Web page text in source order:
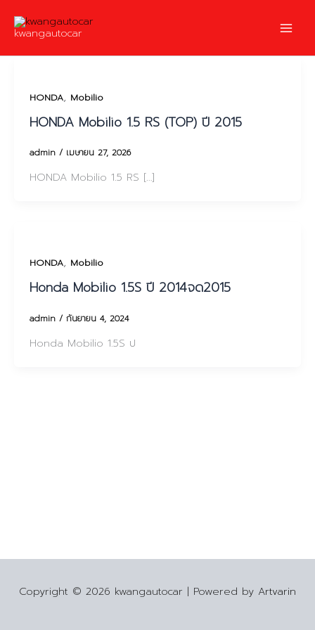
content
kwangautocar
HONDA, Mobilio
HONDA Mobilio 1.5 RS (TOP) ปี 2015
admin / เมษายน 27, 2026
HONDA Mobilio 1.5 RS […]
HONDA, Mobilio
Honda Mobilio 1.5S ปี 2014จด2015
admin / กันยายน 4, 2024
Honda Mobilio 1.5S ป
Copyright © 2026 kwangautocar | Powered by Artvarin